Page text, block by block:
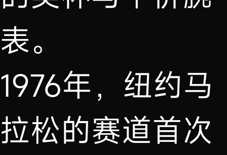
表。
1976年，纽约马
拉松的赛道首次